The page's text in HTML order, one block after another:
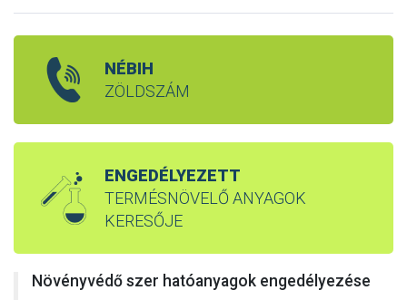
NÉBIH
ZÖLDSZÁM
ENGEDÉLYEZETT
TERMÉSNÖVELŐ ANYAGOK
KERESŐJE
Növényvédő szer hatóanyagok engedélyezése